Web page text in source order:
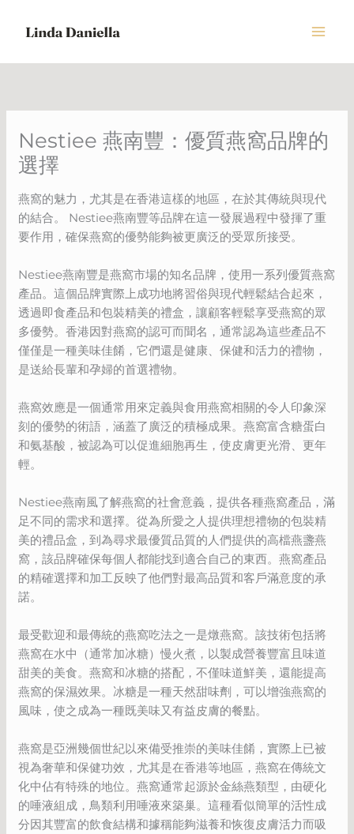
Nestiee 燕南豐：優質燕窩品牌的
選擇
燕窩的魅力，尤其是在香港這樣的地區，在於其傳統與現代
的結合。 Nestiee燕南豐等品牌在這一發展過程中發揮了重
要作用，確保燕窩的優勢能夠被更廣泛的受眾所接受。
Nestiee燕南豐是燕窩市場的知名品牌，使用一系列優質燕窩
產品。這個品牌實際上成功地將習俗與現代輕鬆結合起來，
透過即食產品和包裝精美的禮盒，讓顧客輕鬆享受燕窩的眾
多優勢。香港因對燕窩的認可而聞名，通常認為這些產品不
僅僅是一種美味佳餚，它們還是健康、保健和活力的禮物，
是送給長輩和孕婦的首選禮物。
燕窩效應是一個通常用來定義與食用燕窩相關的令人印象深
刻的優勢的術語，涵蓋了廣泛的積極成果。燕窩富含糖蛋白
和氨基酸，被認為可以促進細胞再生，使皮膚更光滑、更年
輕。
Nestiee燕南風了解燕窩的社會意義，提供各種燕窩產品，滿
足不同的需求和選擇。從為所愛之人提供理想禮物的包裝精
美的禮品盒，到為尋求最優質品質的人們提供的高檔燕盞燕
窩，該品牌確保每個人都能找到適合自己的東西。燕窩產品
的精確選擇和加工反映了他們對最高品質和客戶滿意度的承
諾。
最受歡迎和最傳統的燕窩吃法之一是燉燕窩。該技術包括將
燕窩在水中（通常加冰糖）慢火煮，以製成營養豐富且味道
甜美的美食。燕窩和冰糖的搭配，不僅味道鮮美，還能提高
燕窩的保濕效果。冰糖是一種天然甜味劑，可以增強燕窩的
風味，使之成為一種既美味又有益皮膚的餐點。
燕窩是亞洲幾個世紀以來備受推崇的美味佳餚，實際上已被
視為奢華和保健功效，尤其是在香港等地區，燕窩在傳統文
化中佔有特殊的地位。燕窩通常起源於金絲燕類型，由硬化
的唾液組成，鳥類利用唾液來築巢。這種看似簡單的活性成
分因其豐富的飲食結構和據稱能夠滋養和恢復皮膚活力而吸